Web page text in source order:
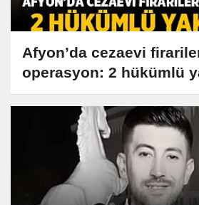
Afyon’da cezaevi
operasyon: 2 hükümlü